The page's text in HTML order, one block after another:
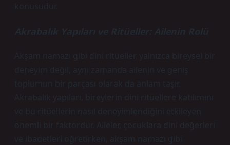
Akrabalık Yapıları ve Ritüeller: Ailenin Rolü
Akşam namazı gibi dini ritüeller, yalnızca bireysel bir
deneyim değil, aynı zamanda ailenin ve geniş
toplumun bir parçası olarak da anlam taşır.
Akrabalık yapıları, bireylerin dini ritüellere katılımını
ve bu ritüellerin nasıl deneyimlendiğini etkileyen
önemli bir faktördür. Aileler, çocuklara dini değerleri
ve ibadetleri öğretirken, akşam namazı gibi